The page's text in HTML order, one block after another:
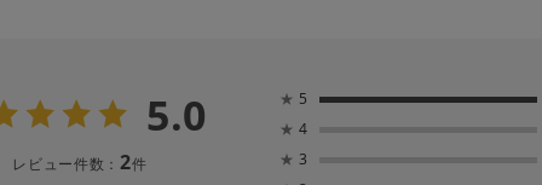
5.0
レビュー件数： 2件
★ 5
★ 4
★ 3